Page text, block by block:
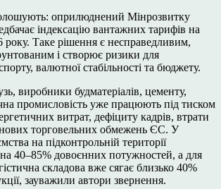
оприлюднений Мінрозвитку
індексацію вантажних тарифів на
року. Таке рішення є несправедливим,
і створює ризики для
валютної стабільності та бюджету.
виробники будматеріалів, цементу,
промисловість уже працюють під тиском
витрат, дефіциту кадрів, втрати
торговельних обмежень ЄС. У
на підконтрольній території
40–85% довоєнних потужностей, а для
складова вже сягає близько 40%
зауважили автори звернення.